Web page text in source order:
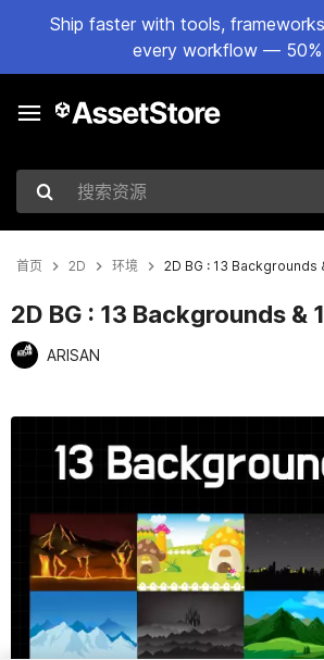
Ship faster with tools,
every workflow —
搜索资源
首页 2D 环境 2D BG : 13 Backgrounds
2D BG : 13 Backgrounds &
ARISAN